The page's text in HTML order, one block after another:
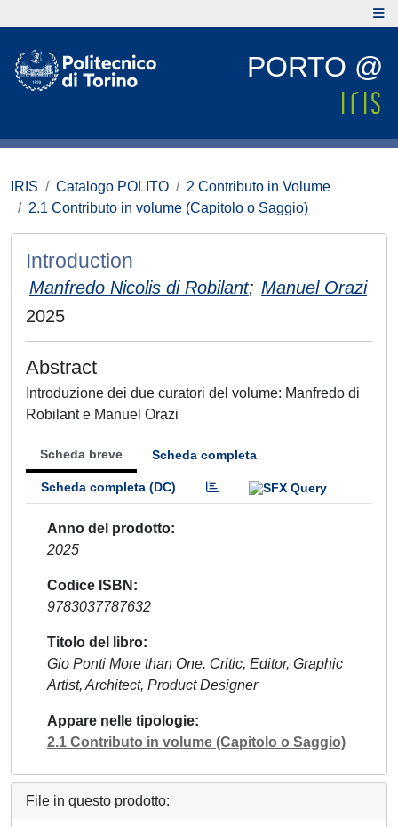
PORTO @
IRIS Catalogo POLITO
2 Contributo in Volume
2.1 Contributo in volume (Capitolo o Saggio)
Introduction
Manfredo Nicolis di Robilant; Manuel Orazi
2025
Abstract
Introduzione dei due curatori del volume: Manfredo di
Robilant e Manuel Orazi
Scheda breve Scheda completa
Scheda completa (DC)
Anno del prodotto
2025
Codice ISBN
9783037787632
Titolo del libro
Gio Ponti More than One. Critic, Editor, Graphic
Artist, Architect, Product Designer
Appare nelle tipologie
2.1 Contributo in volume (Capitolo o Saggio)
File in questo prodotto: